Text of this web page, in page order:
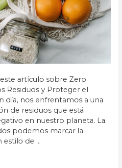
artículo sobre Zero
Residuos y Proteger el
día, nos enfrentamos a una
de residuos que está
en nuestro planeta. La
podemos marcar la
estilo de …